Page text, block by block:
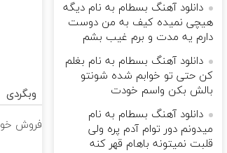
وبگردی
فروش
دانلود آهنگ بسطام به نام دیگه
هیچی نمیده کیف به من دوست
دارم یه مدت و برم غیب بشم
دانلود آهنگ بسطام به نام بغلم
کن حتی تو خوابم شده شونتو
بالش بکن واسم خودت
دانلود آهنگ بسطام به نام
میدونم دور توام آدم پره ولی
قلبت نمیتونه باهام قهر کنه